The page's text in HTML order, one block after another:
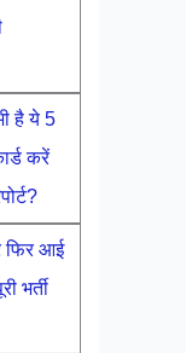
है ये 5
करें
फिर आई
भर्ती